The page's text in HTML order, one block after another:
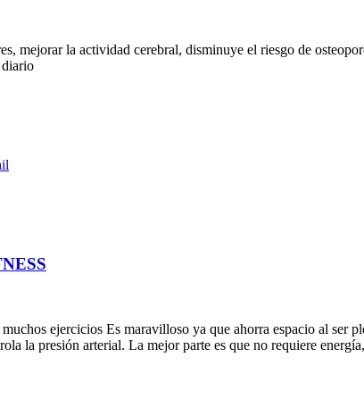
mejorar la actividad cerebral, disminuye el riesgo de
diario
ejercicios Es maravilloso ya que ahorra espacio al ser
la presión arterial. La mejor parte es que no requiere